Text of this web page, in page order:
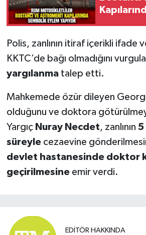
Polis, zanlının itiraf içerikli ifade
KKTC’de bağı olmadığını
yargılanmatalep etti.
Mahkemede özür dileyen
olduğunu ve doktora
Yargıç Nuray Necdet, zanlının 5
süreylecezaevine
devlet hastanesinde doktor
geçirilmesineemir verdi.
EDITÖR HAKKINDA